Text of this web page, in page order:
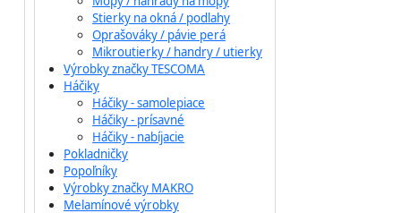
Stierky na okná / podlahy
Oprašováky / pávie perá
Mikroutierky / handry / utierky
Výrobky značky TESCOMA
Háčiky
Háčiky - samolepiace
Háčiky - prísavné
Háčiky - nabíjacie
Pokladničky
Popoľníky
Výrobky značky MAKRO
Melamínové výrobky